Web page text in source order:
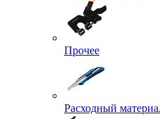
Прочее
Расходный